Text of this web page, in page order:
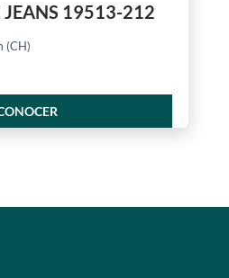
JEANS 19513-212
(CH)